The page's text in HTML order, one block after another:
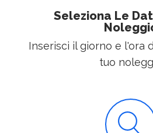
Seleziona Le
Inserisci il giorno e l'ora
tuo